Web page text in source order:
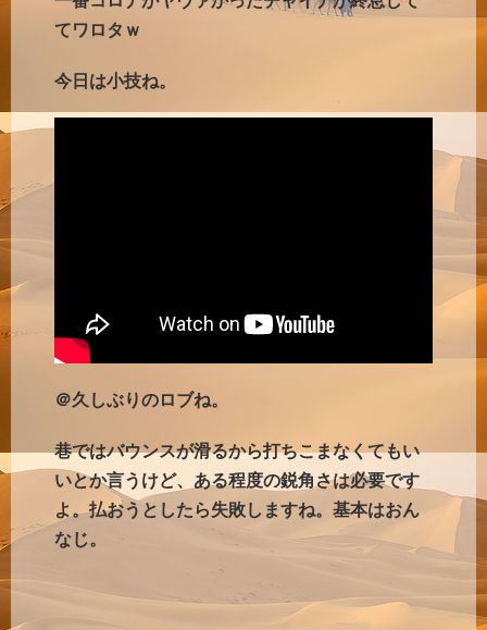
てワロタｗ
今日は小技ね。
＠久しぶりのロブね。
巷ではバウンスが滑るから打ちこまなくてもい
いとか言うけど、ある程度の鋭角さは必要です
よ。払おうとしたら失敗しますね。基本はおん
なじ。